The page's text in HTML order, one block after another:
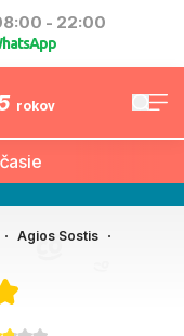
- 22:00
rokov
Agios Sostis